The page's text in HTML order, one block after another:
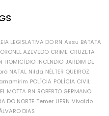
LEGISLATIVA DO RN Assu BATATA
AZEVEDO CRIME CRUZETA
HOMICÍDIO INCÊNDIO JARDIM DE
NATAL Nilda NÉLTER QUEIROZ
POLÍCIA POLÍCIA CIVIL
MOTTA RN ROBERTO GERMANO
DO NORTE Temer UFRN Vivaldo
DIAS